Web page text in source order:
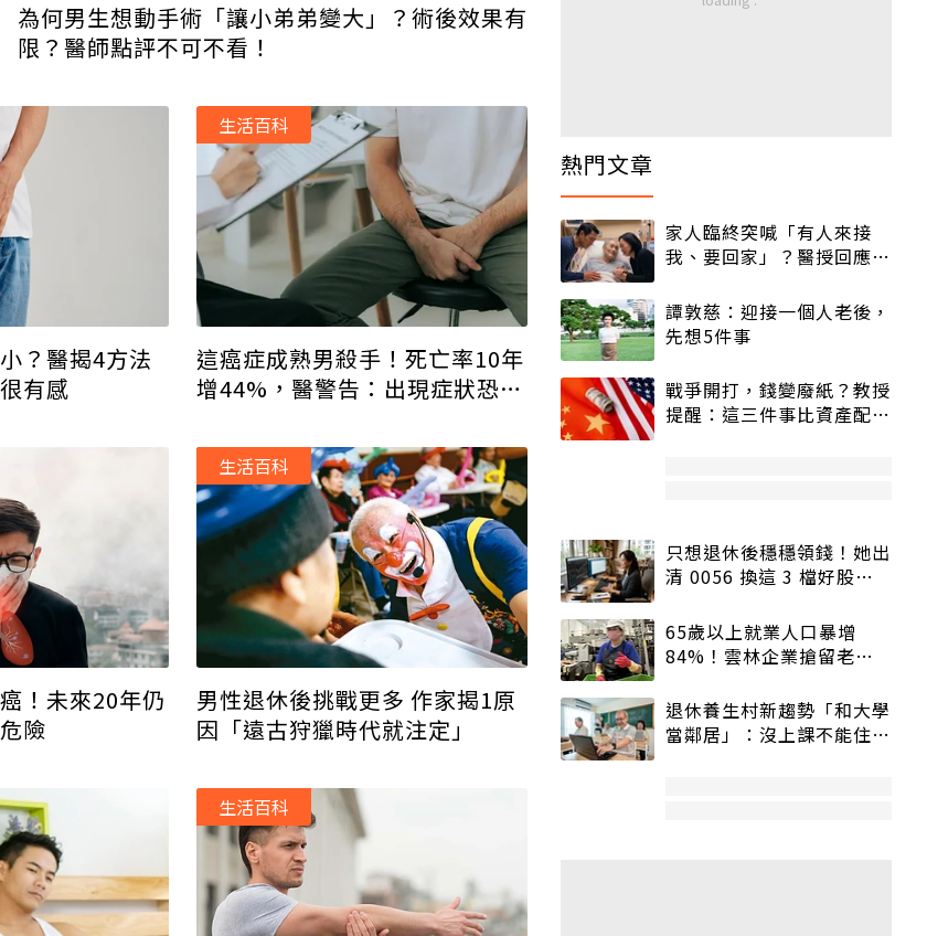
為何男生想動手術「讓小弟弟變大」？術後效果有
限？醫師點評不可不看！
？醫揭4方法
有感
這癌症成熟男殺手！死亡率10年
增44%，醫警告：出現症狀恐已
生活百科
！未來20年仍
險
男性退休後挑戰更多 作家揭1原
因「遠古狩獵時代就注定」
生活百科
生活百科
熱門文章
家人臨終突喊「有人來接
我、要回家」？醫授回應方
譚敦慈：迎接一個人老後，
先想5件事
戰爭開打，錢變廢紙？教授
提醒：這三件事比資產配置
只想退休後穩穩領錢！她出
清 0056 換這 3 檔好股：
65歲以上就業人口暴增
84%！雲林企業搶留老員
退休養生村新趨勢「和大學
當鄰居」：沒上課不能住、